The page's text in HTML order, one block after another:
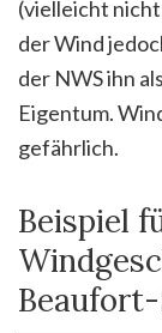
(vielleicht
der Wind
der NWS ihn
Eigentum.
gefährlich.
Beispiel
Beaufort-